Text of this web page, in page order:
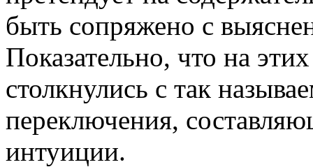
быть сопряжено с
Показательно, что на
столкнулись с так
переключения,
интуиции.